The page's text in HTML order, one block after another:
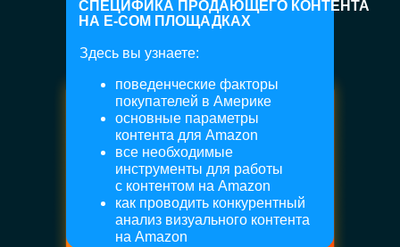
СПЕЦИФИКА ПРОДАЮЩЕГО КОНТЕНТА
НА E-COM ПЛОЩАДКАХ
Здесь вы узнаете:
поведенческие факторы
покупателей в Америке
основные параметры
контента для Amazon
все необходимые
инструменты для работы
с контентом на Amazon
как проводить конкурентный
анализ визуального контента
на Amazon
политикой
конфиденциальности
Оставить заявку